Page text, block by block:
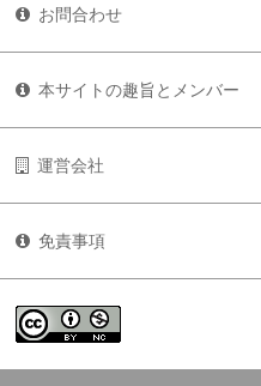
お問合わせ
本サイトの趣旨とメンバー
運営会社
免責事項